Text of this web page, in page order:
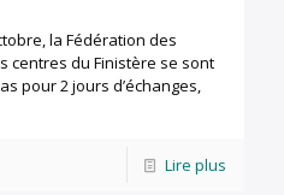
la Fédération des
centres du Finistère se sont
pour 2 jours d’échanges,
Lire plus